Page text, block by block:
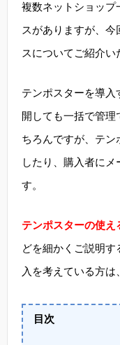
複数ネットショップ
スがありますが、
スについてご紹介い
テンポスターを導
開しても一括で管理
ちろんですが、テン
したり、購入者に
す。
テンポスターの使え
どを細かくご説明
入を考えている方は
目次